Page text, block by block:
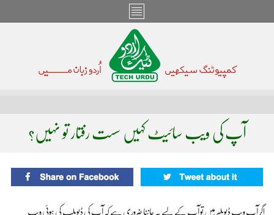
آپ کی ویب سائیٹ کہیں سست رفتار تو نہیں؟
اگر آپ ویب ڈیویلپر ہیں تو آپ کے لیے یہ جاننا ضروری ہے کہ آپ کی ڈیویلپ کی ہوئی ویب